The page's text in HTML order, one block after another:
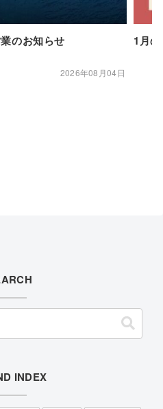
のお知らせ
2026年08月04日
1月
INDEX